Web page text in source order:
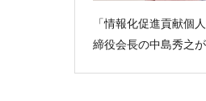
「情報化促進貢献個
締役会長の中島秀之